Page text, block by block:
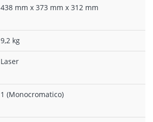
438 mm x 373 mm x 312 mm
9,2 kg
Laser
1 (Monocromatico)